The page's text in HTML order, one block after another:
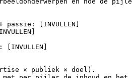
[INVULLEN]
× publiek × doel).